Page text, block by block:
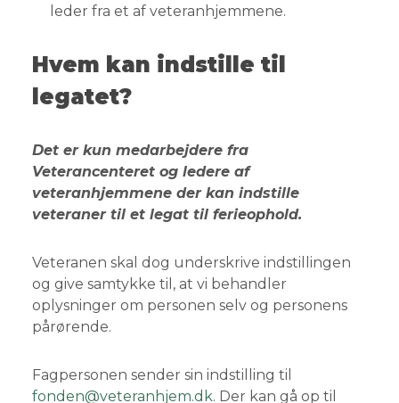
leder fra et af veteranhjemmene.
Hvem kan indstille til
legatet?
Det er kun medarbejdere fra
Veterancenteret og ledere af
veteranhjemmene der kan indstille
veteraner til et legat til ferieophold.
Veteranen skal dog underskrive indstillingen
og give samtykke til, at vi behandler
oplysninger om personen selv og personens
pårørende.
Fagpersonen sender sin indstilling til
fonden@veteranhjem.dk. Der kan gå op til